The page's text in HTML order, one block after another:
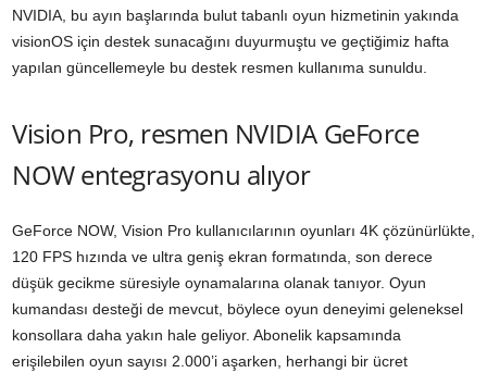
NVIDIA, bu ayın başlarında bulut tabanlı oyun hizmetinin yakında
visionOS için destek sunacağını duyurmuştu ve geçtiğimiz hafta
yapılan güncellemeyle bu destek resmen kullanıma sunuldu.
Vision Pro, resmen NVIDIA GeForce
NOW entegrasyonu alıyor
GeForce NOW, Vision Pro kullanıcılarının oyunları 4K çözünürlükte,
120 FPS hızında ve ultra geniş ekran formatında, son derece
düşük gecikme süresiyle oynamalarına olanak tanıyor. Oyun
kumandası desteği de mevcut, böylece oyun deneyimi geleneksel
konsollara daha yakın hale geliyor. Abonelik kapsamında
erişilebilen oyun sayısı 2.000’i aşarken, herhangi bir ücret